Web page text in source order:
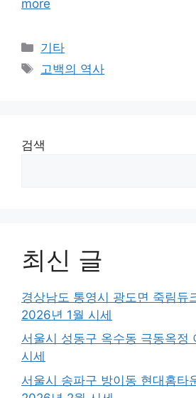
more
Categories
기타
Tags
고백의 역사
검색
최신 글
경상남도 통영시 광도면 죽림듀
2026년 1월 시세
서울시 성동구 옥수동 극동옥정
시세
서울시 송파구 방이동 현대홈타